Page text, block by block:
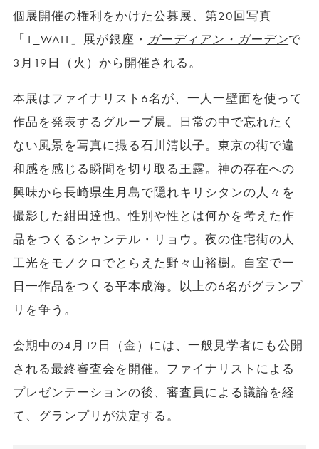
個展開催の権利をかけた公募展、第20回写真
「1_WALL」展が銀座・ ガーディアン・ガーデンで
3月19日（火）から開催される。
本展はファイナリスト6名が、一人一壁面を使って
作品を発表するグループ展。日常の中で忘れたく
ない風景を写真に撮る石川清以子。東京の街で違
和感を感じる瞬間を切り取る王露。神の存在への
興味から長崎県生月島で隠れキリシタンの人々を
撮影した紺田達也。性別や性とは何かを考えた作
品をつくるシャンテル・リョウ。夜の住宅街の人
工光をモノクロでとらえた野々山裕樹。自室で一
日一作品をつくる平本成海。以上の6名がグランプ
リを争う。
会期中の4月12日（金）には、一般見学者にも公開
される最終審査会を開催。ファイナリストによる
プレゼンテーションの後、審査員による議論を経
て、グランプリが決定する。